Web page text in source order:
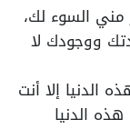
السوء لك،
ووجودك لا
إلا أنت
الدنيا